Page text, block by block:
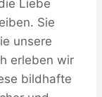
Liebe
Sie
unsere
erleben wir
bildhafte